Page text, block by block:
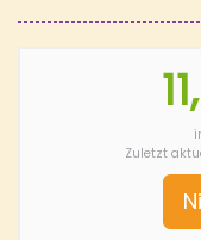
Zuletzt